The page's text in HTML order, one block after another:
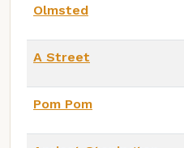
Olmsted
A Street
Pom Pom